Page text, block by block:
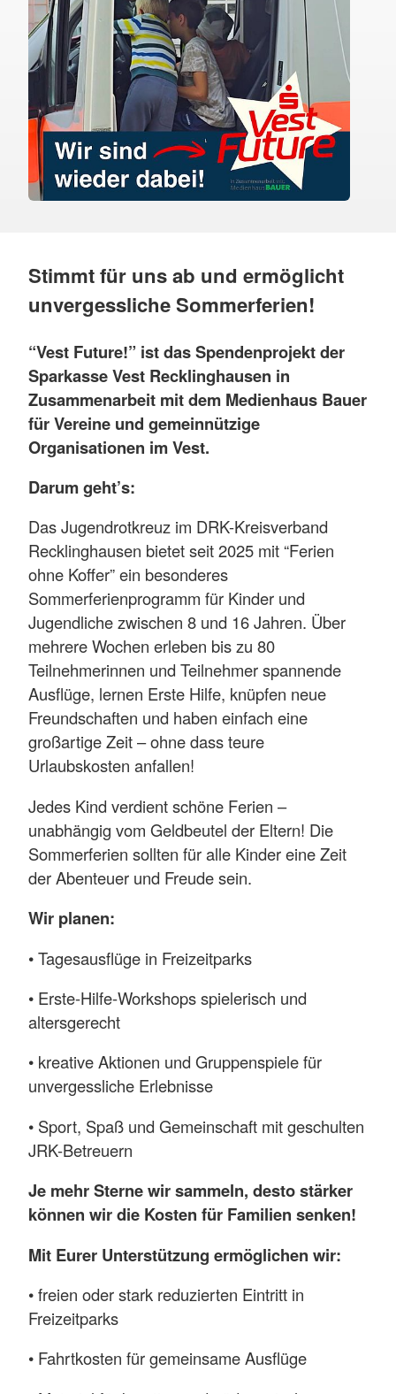
Stimmt für uns ab und ermöglicht
unvergessliche Sommerferien!
“Vest Future!” ist das Spendenprojekt der
Sparkasse Vest Recklinghausen in
Zusammenarbeit mit dem Medienhaus Bauer
für Vereine und gemeinnützige
Organisationen im Vest.
Darum geht’s:
Das Jugendrotkreuz im DRK-Kreisverband
Recklinghausen bietet seit 2025 mit “Ferien
ohne Koffer” ein besonderes
Sommerferienprogramm für Kinder und
Jugendliche zwischen 8 und 16 Jahren. Über
mehrere Wochen erleben bis zu 80
Teilnehmerinnen und Teilnehmer spannende
Ausflüge, lernen Erste Hilfe, knüpfen neue
Freundschaften und haben einfach eine
großartige Zeit – ohne dass teure
Urlaubskosten anfallen!
Jedes Kind verdient schöne Ferien –
unabhängig vom Geldbeutel der Eltern! Die
Sommerferien sollten für alle Kinder eine Zeit
der Abenteuer und Freude sein.
Wir planen:
• Tagesausflüge in Freizeitparks
• Erste-Hilfe-Workshops spielerisch und
altersgerecht
• kreative Aktionen und Gruppenspiele für
unvergessliche Erlebnisse
• Sport, Spaß und Gemeinschaft mit geschulten
JRK-Betreuern
Je mehr Sterne wir sammeln, desto stärker
können wir die Kosten für Familien senken!
Mit Eurer Unterstützung ermöglichen wir:
• freien oder stark reduzierten Eintritt in
Freizeitparks
• Fahrtkosten für gemeinsame Ausflüge